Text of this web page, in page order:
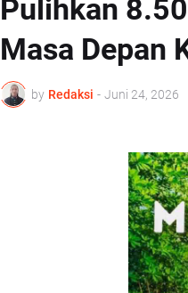
Pulihkan
Masa Depan
by Redaksi - Juni 24, 2026